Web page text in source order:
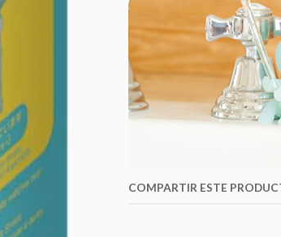
COMPARTIR ESTE